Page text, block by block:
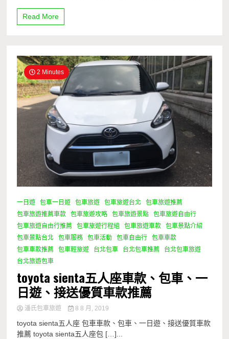
Read More
2 Minutes
一日遊 包車一日遊 包車旅遊 包車旅遊台北
包車旅遊推薦
包車旅遊推薦車款
包車旅遊攻略 包車旅遊景點
包車旅遊自由行
包車旅遊自由行推薦
包車旅遊行程組 包車旅遊車款
包車景點介紹
包車景點台北
包車服務 包車活動 包車自由行
包車車款
包車車款推薦
包車輕旅遊 台北包車 台北包車推薦
台北包車旅遊
台北旅遊包車
toyota sienta五人座車款、包車、一
日遊、接送優質車款推薦
潘氏包車旅遊 8 8 月, 2019
toyota sienta五人座 包車車款、包車、一日遊、接送優質車款
推薦 toyota sienta五人座包 […]...